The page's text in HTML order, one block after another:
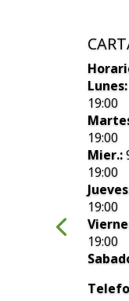
Lunes:
19:00
19:00
Mier.:
19:00
19:00
19:00